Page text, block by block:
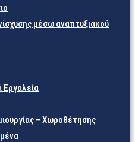
μέσω αναπτυξιακού
– Χωροθέτησης